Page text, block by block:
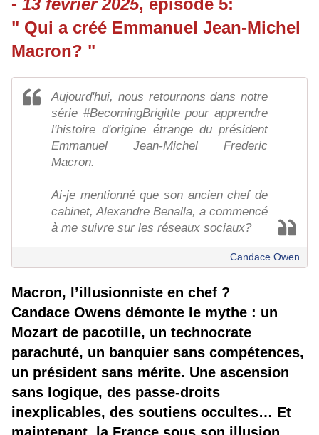
- 13 février 2025, épisode 5:
" Qui a créé Emmanuel Jean-Michel
Macron? "
Aujourd'hui, nous retournons dans notre
série #BecomingBrigitte pour apprendre
l'histoire d'origine étrange du président
Emmanuel Jean-Michel Frederic
Macron.
Ai-je mentionné que son ancien chef de
cabinet, Alexandre Benalla, a commencé
à me suivre sur les réseaux sociaux?
Candace Owen
Macron, l’illusionniste en chef ?
Candace Owens démonte le mythe : un
Mozart de pacotille, un technocrate
parachuté, un banquier sans compétences,
un président sans mérite. Une ascension
sans logique, des passe-droits
inexplicables, des soutiens occultes… Et